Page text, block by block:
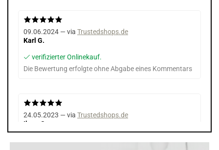
09.06.2024 — via Trustedshops.de
Karl G.
verifizierter Onlinekauf.
Die Bewertung erfolgte ohne Abgabe eines Kommentars
24.05.2023 — via Trustedshops.de
Ilona S.